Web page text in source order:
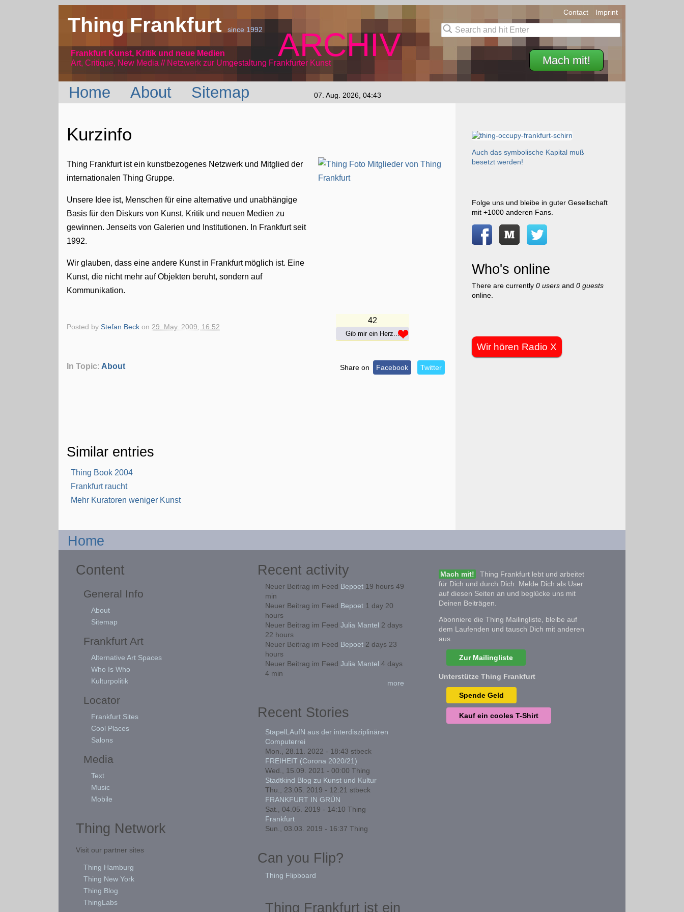
Thing Frankfurtsince 1992
Frankfurt Kunst, Kritik und neue Medien
Art, Critique, New Media // Netzwerk
ARCHIV
zur Umgestaltung Frankfurter Kunst Mach mit!
Contact Imprint
Home About Sitemap 07. Aug. 2026, 04:43
Kurzinfo
Thing Frankfurt ist ein kunstbezogenes Netzwerk und Mitglied der
internationalen Thing Gruppe.
Unsere Idee ist, Menschen für eine alternative und unabhängige
Basis für den Diskurs von Kunst, Kritik und neuen Medien zu
gewinnen. Jenseits von Galerien und Institutionen. In Frankfurt seit
1992.
Wir glauben, dass eine andere Kunst in Frankfurt möglich ist. Eine
Kunst, die nicht mehr auf Objekten beruht, sondern auf
Kommunikation.
42
Gib mir ein Herz...
Posted byStefan Beck on29. May. 2009, 16:52
In Topic: About Share on Facebook Twitter
Similar entries
Thing Book 2004
Frankfurt raucht
Mehr Kuratoren weniger Kunst
Auch das symbolische Kapital muß
besetzt werden!
Folge uns und bleibe in guter Gesellschaft
mit +1000 anderen Fans.
Who's online
There are currently 0 usersand 0 guests
online.
Wir hören Radio X
Home
Content
General Info
About
Sitemap
Frankfurt Art
Alternative Art Spaces
Who Is Who
Kulturpolitik
Locator
Frankfurt Sites
Cool Places
Salons
Media
Text
Music
Mobile
Thing Network
Visit our partner sites
Thing Hamburg
Thing New York
Thing Blog
ThingLabs
Recent activity
Neuer Beitrag im Feed Bepoet19 hours 49
min
Neuer Beitrag im Feed Bepoet1 day 20
hours
Neuer Beitrag im Feed Julia Mantel 2 days
22 hours
Neuer Beitrag im Feed Bepoet2 days 23
hours
Neuer Beitrag im Feed Julia Mantel 4 days
4 min
more
Recent Stories
StapelLAufN aus der interdisziplinären
Computerrei
Mon., 28.11. 2022 - 18:43 stbeck
FREIHEIT (Corona 2020/21)
Wed., 15.09. 2021 - 00:00 Thing
Stadtkind Blog zu Kunst und Kultur
Thu., 23.05. 2019 - 12:21 stbeck
FRANKFURT IN GRÜN
Sat., 04.05. 2019 - 14:10 Thing
Frankfurt
Sun., 03.03. 2019 - 16:37 Thing
Can you Flip?
Thing Flipboard
Thing Frankfurt ist ein
Mach mit!
Thing Frankfurt lebt und arbeitet
für Dich und durch Dich. Melde Dich als User
auf diesen Seiten an und beglücke uns mit
Deinen Beiträgen.
Abonniere die Thing Mailingliste, bleibe auf
dem Laufenden und tausch Dich mit anderen
aus.
Zur Mailingliste
Unterstütze Thing Frankfurt
Spende Geld
Kauf ein cooles T-Shirt